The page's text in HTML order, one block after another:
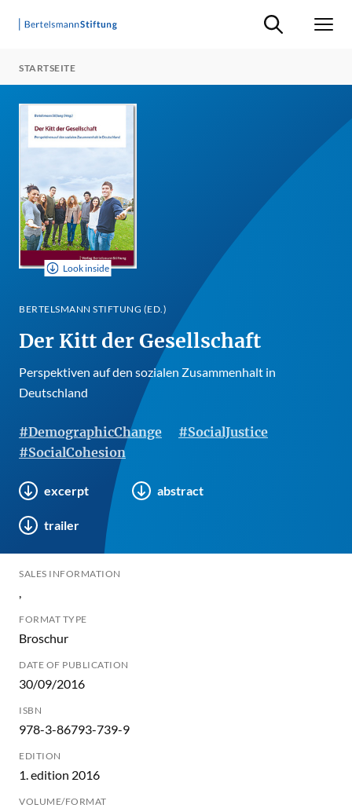
Suche ein-/
STARTSEITE
Look inside
BERTELSMANN STIFTUNG (ED.)
Der Kitt der Gesellschaft
Perspektiven auf den sozialen Zusammenhalt in
Deutschland
#DemographicChange
#SocialJustice
#SocialCohesion
excerpt abstract
trailer
SALES INFORMATION
,
FORMAT TYPE
Broschur
DATE OF PUBLICATION
30/09/2016
ISBN
978-3-86793-739-9
EDITION
1. edition 2016
VOLUME/FORMAT